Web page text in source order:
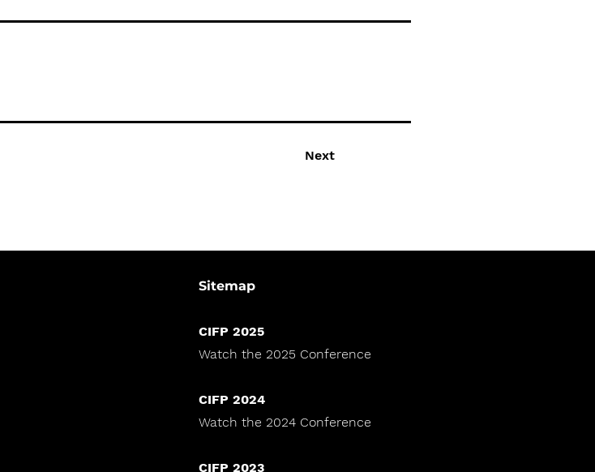
Next
Sitemap
CIFP 2025
Watch the 2025 Conference
CIFP 2024
Watch the 2024 Conference
CIFP 2023